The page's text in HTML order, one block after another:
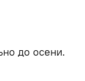
до осени.